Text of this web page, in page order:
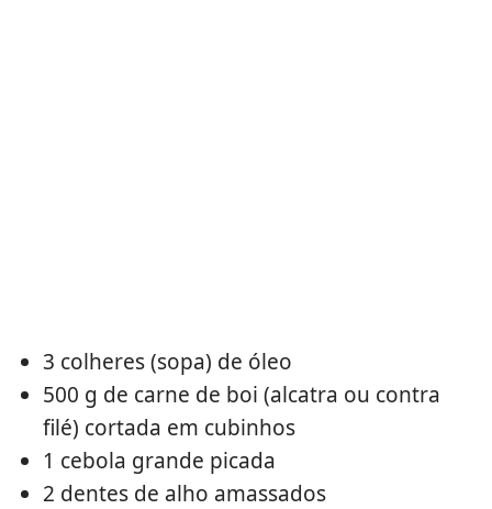
3 colheres (sopa) de óleo
500 g de carne de boi (alcatra ou contra
filé) cortada em cubinhos
1 cebola grande picada
2 dentes de alho amassados